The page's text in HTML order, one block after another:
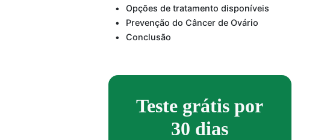
Opções de tratamento disponíveis
Prevenção do Câncer de Ovário
Conclusão
Teste grátis por
30 dias